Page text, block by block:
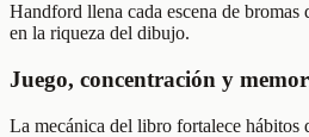
Handford llena cada escena de
en la riqueza del dibujo.
Juego, concentración y
La mecánica del libro fortalece hábitos